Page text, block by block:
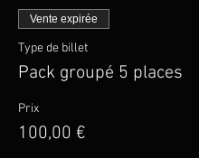
Vente expirée
Type de billet
Pack groupé 5 places
Prix
100,00 €